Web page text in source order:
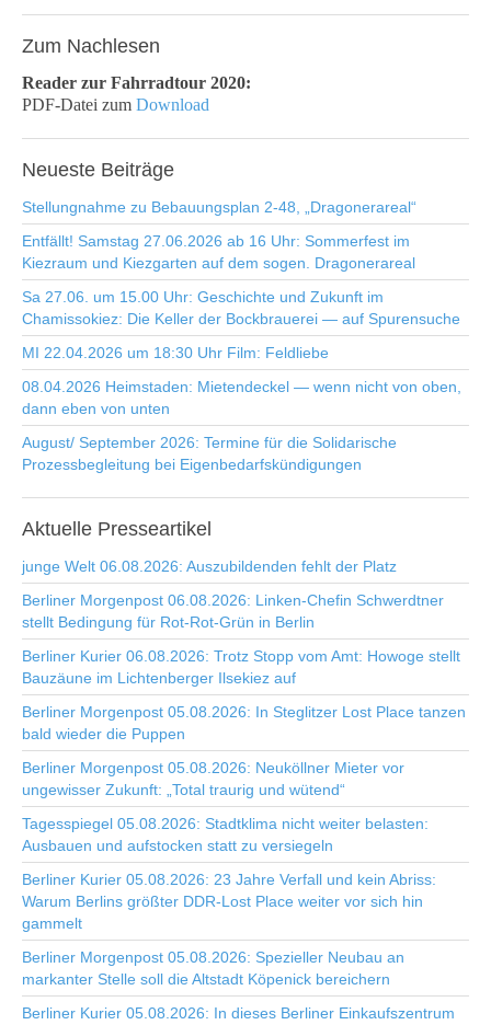
Zum Nachlesen
Reader zur Fahrradtour 2020:
PDF-Datei zum Download
Neueste Beiträge
Stellungnahme zu Bebauungsplan 2-48, „Dragonerareal“
Entfällt! Samstag 27.06.2026 ab 16 Uhr: Sommerfest im
Kiezraum und Kiezgarten auf dem sogen. Dragonerareal
Sa 27.06. um 15.00 Uhr: Geschichte und Zukunft im
Chamissokiez: Die Keller der Bockbrauerei — auf Spurensuche
MI 22.04.2026 um 18:30 Uhr Film: Feldliebe
08.04.2026 Heimstaden: Mietendeckel — wenn nicht von oben,
dann eben von unten
August/ September 2026: Termine für die Solidarische
Prozessbegleitung bei Eigenbedarfskündigungen
Aktuelle Presseartikel
junge Welt 06.08.2026: Auszubildenden fehlt der Platz
Berliner Morgenpost 06.08.2026: Linken-Chefin Schwerdtner
stellt Bedingung für Rot-Rot-Grün in Berlin
Berliner Kurier 06.08.2026: Trotz Stopp vom Amt: Howoge stellt
Bauzäune im Lichtenberger Ilsekiez auf
Berliner Morgenpost 05.08.2026: In Steglitzer Lost Place tanzen
bald wieder die Puppen
Berliner Morgenpost 05.08.2026: Neuköllner Mieter vor
ungewisser Zukunft: „Total traurig und wütend“
Tagesspiegel 05.08.2026: Stadtklima nicht weiter belasten:
Ausbauen und aufstocken statt zu versiegeln
Berliner Kurier 05.08.2026: 23 Jahre Verfall und kein Abriss:
Warum Berlins größter DDR-Lost Place weiter vor sich hin
gammelt
Berliner Morgenpost 05.08.2026: Spezieller Neubau an
markanter Stelle soll die Altstadt Köpenick bereichern
Berliner Kurier 05.08.2026: In dieses Berliner Einkaufszentrum